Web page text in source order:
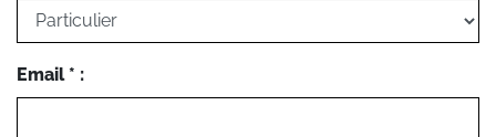
Email * :